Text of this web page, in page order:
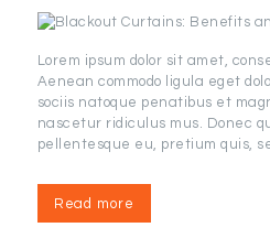
Lorem ipsum dolor sit amet,
Aenean commodo ligula eget
sociis natoque penatibus et
nascetur ridiculus mus. Donec
pellentesque eu, pretium quis,
Read more